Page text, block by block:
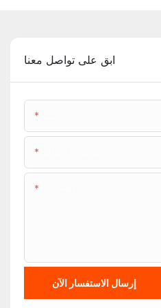
ابق على تواصل معنا
إرسال الاستفسار الآن